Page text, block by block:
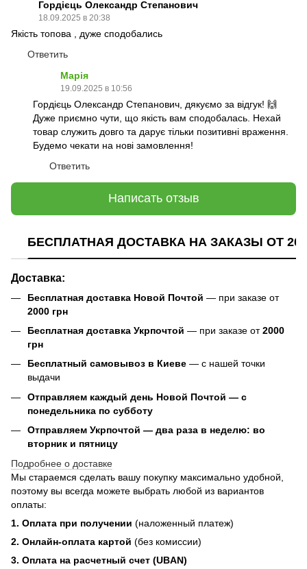
Гордієць Олександр Степанович
18.09.2025 в 20:38
Якість топова , дуже сподобались
Ответить
Марія
19.09.2025 в 10:56
Гордієць Олександр Степанович, дякуємо за відгук! 🙌
Дуже приємно чути, що якість вам сподобалась. Нехай
товар служить довго та дарує тільки позитивні враження.
Будемо чекати на нові замовлення!
Ответить
Написать отзыв
БЕСПЛАТНАЯ ДОСТАВКА НА ЗАКАЗЫ ОТ
Доставка:
Бесплатная доставка Новой Почтой — при заказе от
2000 грн
Бесплатная доставка Укрпочтой — при заказе от2000
грн
Бесплатный самовывоз в Киеве — с нашей точки
выдачи
Отправляем каждый день Новой Почтой — с
понедельника по субботу
Отправляем Укрпочтой — два раза в неделю: во
вторник и пятницу
Подробнее о доставке
Мы стараемся сделать вашу покупку максимально удобной,
поэтому вы всегда можете выбрать любой из вариантов
оплаты:
1. Оплата при получении (наложенный платеж)
2. Онлайн-оплата картой (без комиссии)
3. Оплата на расчетный счет (UBAN)